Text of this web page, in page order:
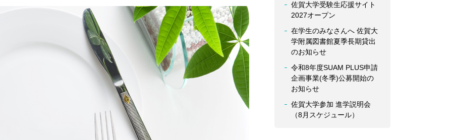
佐賀大学受験生応援サイト
2027オープン
在学生のみなさんへ 佐賀大
学附属図書館夏季長期貸出
のお知らせ
令和8年度SUAM PLUS申請
企画事業(冬季)公募開始の
お知らせ
佐賀大学参加 進学説明会
（8月スケジュール）